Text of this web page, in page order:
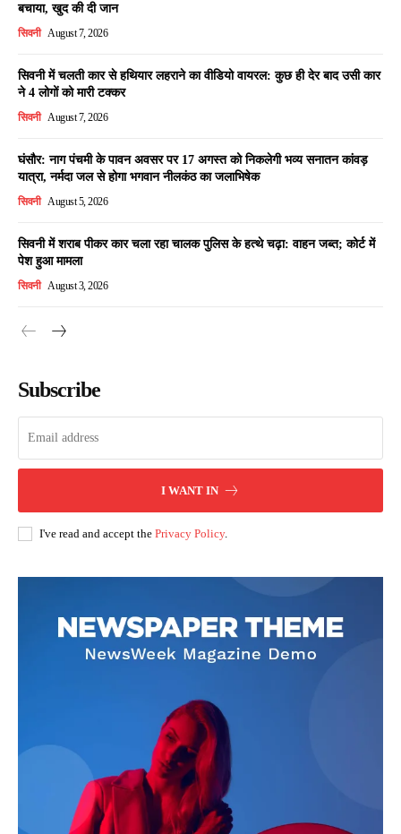
बचाया, खुद की दी जान
सिवनी August 7, 2026
सिवनी में चलती कार से हथियार लहराने का वीडियो वायरल: कुछ ही देर बाद उसी कार
ने 4 लोगों को मारी टक्कर
सिवनी August 7, 2026
घंसौर: नाग पंचमी के पावन अवसर पर 17 अगस्त को निकलेगी भव्य सनातन कांवड़
यात्रा, नर्मदा जल से होगा भगवान नीलकंठ का जलाभिषेक
सिवनी August 5, 2026
सिवनी में शराब पीकर कार चला रहा चालक पुलिस के हत्थे चढ़ा: वाहन जब्त; कोर्ट में
पेश हुआ मामला
सिवनी August 3, 2026
Subscribe
I WANT IN
I've read and accept the Privacy Policy.